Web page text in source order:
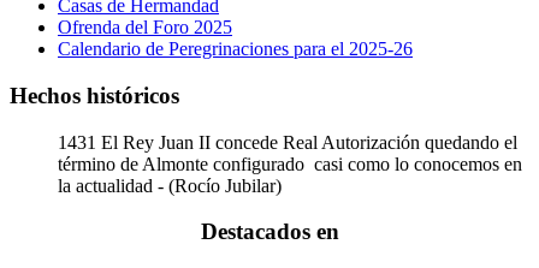
Casas de Hermandad
Ofrenda del Foro 2025
Calendario de Peregrinaciones para el 2025-26
Hechos históricos
1431 El Rey Juan II concede Real Autorización quedando el
término de Almonte configurado casi como lo conocemos en
la actualidad - (Rocío Jubilar)
Destacados en